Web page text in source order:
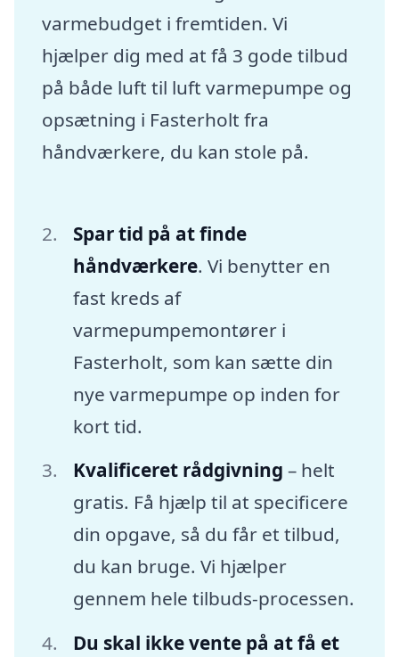
varmebudget i fremtiden. Vi
hjælper dig med at få 3 gode tilbud
på både luft til luft varmepumpe og
opsætning i Fasterholt fra
håndværkere, du kan stole på.
Spar tid på at finde
håndværkere. Vi benytter en
fast kreds af
varmepumpemontører i
Fasterholt, som kan sætte din
nye varmepumpe op inden for
kort tid.
Kvalificeret rådgivning – helt
gratis. Få hjælp til at specificere
din opgave, så du får et tilbud,
du kan bruge. Vi hjælper
gennem hele tilbuds-processen.
Du skal ikke vente på at få et